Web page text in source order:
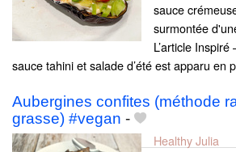
sauce
surmontée
L’article
sauce tahini et salade d’été est apparu en
Aubergines confites (méthode
grasse) #vegan -
Healthy Julia